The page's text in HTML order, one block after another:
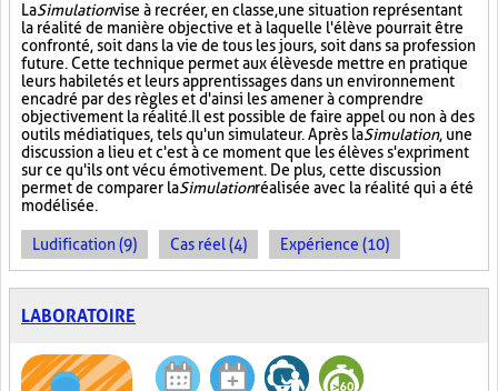
LaSimulationvise à recréer, en classe, une situation représentant
la réalité de manière objective et à laquelle l'élève pourrait être
confronté, soit dans la vie de tous les jours, soit dans sa profession
future. Cette technique permet aux élèves de mettre en pratique
leurs habiletés et leurs apprentissages dans un environnement
encadré par des règles et d'ainsi les amener à comprendre
objectivement la réalité. Il est possible de faire appel ou non à des
outils médiatiques, tels qu'un simulateur. Après laSimulation, une
discussion a lieu et c'est à ce moment que les élèves s'expriment
sur ce qu'ils ont vécu émotivement. De plus, cette discussion
permet de comparer laSimulationréalisée avec la réalité qui a été
modélisée.
Ludification (9) Cas réel (4) Expérience (10)
LABORATOIRE